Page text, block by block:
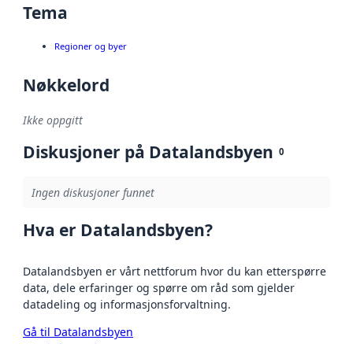
Tema
Regioner og byer
Nøkkelord
Ikke oppgitt
Diskusjoner på Datalandsbyen 0
Ingen diskusjoner funnet
Hva er Datalandsbyen?
Datalandsbyen er vårt nettforum hvor du kan etterspørre
data, dele erfaringer og spørre om råd som gjelder
datadeling og informasjonsforvaltning.
Gå til Datalandsbyen